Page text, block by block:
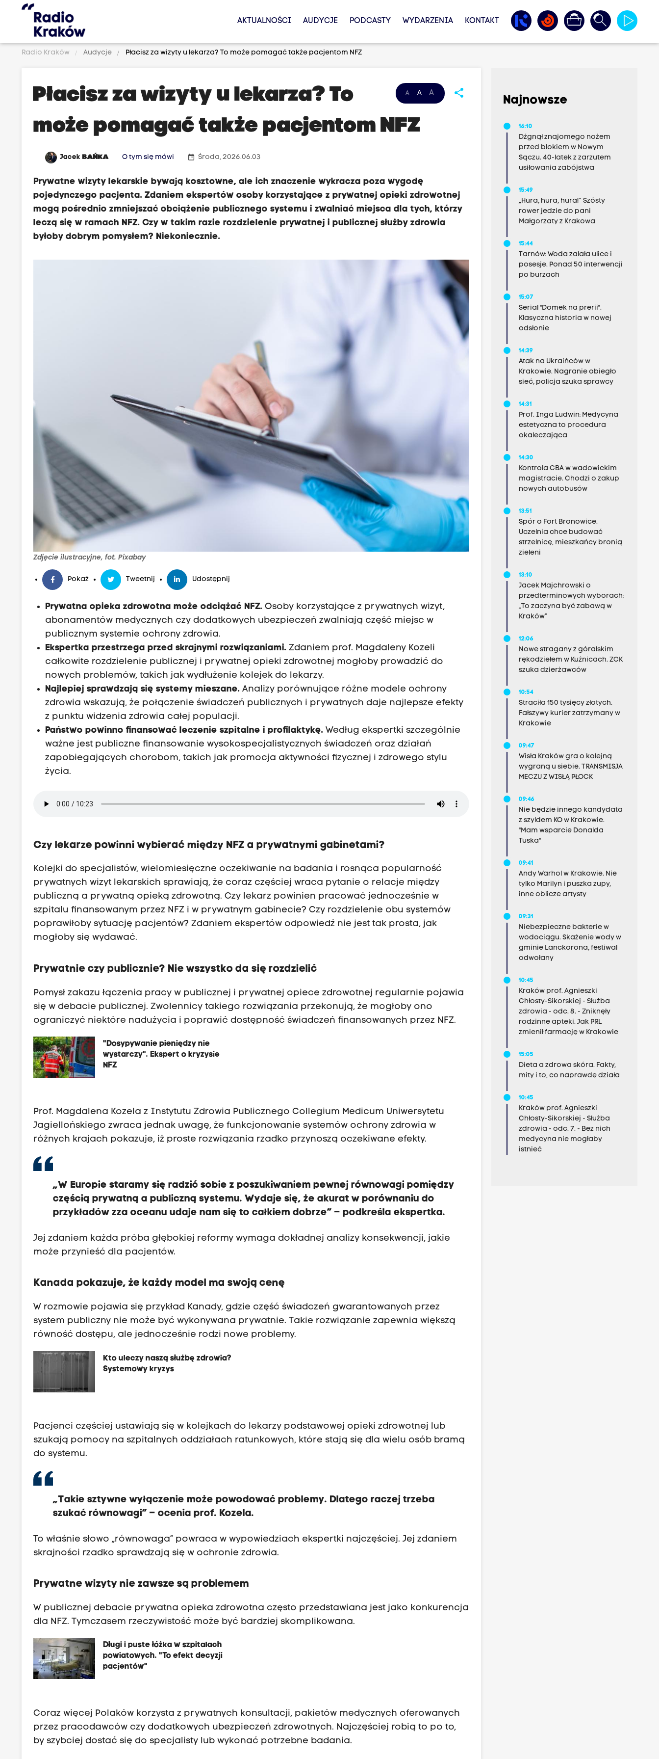
AKTUALNOŚCI AUDYCJE PODCASTY WYDARZENIA KONTAKT
Radio Kraków Audycje Płacisz za wizyty u lekarza? To może pomagać także pacjentom NFZ
A A A share
Płacisz za wizyty u lekarza? To
może pomagać także pacjentom NFZ
JacekBAŃKA O tym się mówi date_range Środa, 2026.06.03
Prywatne wizyty lekarskie bywają kosztowne, ale ich znaczenie wykracza poza wygodę
pojedynczego pacjenta. Zdaniem ekspertów osoby korzystające z prywatnej opieki zdrowotnej
mogą pośrednio zmniejszać obciążenie publicznego systemu i zwalniać miejsca dla tych, którzy
leczą się w ramach NFZ. Czy w takim razie rozdzielenie prywatnej i publicznej służby zdrowia
byłoby dobrym pomysłem? Niekoniecznie.
Zdjęcie ilustracyjne, fot. Pixabay
Pokaż Tweetnij Udostępnij
Prywatna opieka zdrowotna może odciążać NFZ. Osoby korzystające z prywatnych wizyt,
abonamentów medycznych czy dodatkowych ubezpieczeń zwalniają część miejsc w
publicznym systemie ochrony zdrowia.
Ekspertka przestrzega przed skrajnymi rozwiązaniami. Zdaniem prof. Magdaleny Kozeli
całkowite rozdzielenie publicznej i prywatnej opieki zdrowotnej mogłoby prowadzić do
nowych problemów, takich jak wydłużenie kolejek do lekarzy.
Najlepiej sprawdzają się systemy mieszane. Analizy porównujące różne modele ochrony
zdrowia wskazują, że połączenie świadczeń publicznych i prywatnych daje najlepsze efekty
z punktu widzenia zdrowia całej populacji.
Państwo powinno finansować leczenie szpitalne i profilaktykę. Według ekspertki szczególnie
ważne jest publiczne finansowanie wysokospecjalistycznych świadczeń oraz działań
zapobiegających chorobom, takich jak promocja aktywności fizycznej i zdrowego stylu
życia.
Czy lekarze powinni wybierać między NFZ a prywatnymi gabinetami?
Kolejki do specjalistów, wielomiesięczne oczekiwanie na badania i rosnąca popularność
prywatnych wizyt lekarskich sprawiają, że coraz częściej wraca pytanie o relacje między
publiczną a prywatną opieką zdrowotną. Czy lekarz powinien pracować jednocześnie w
szpitalu finansowanym przez NFZ i w prywatnym gabinecie? Czy rozdzielenie obu systemów
poprawiłoby sytuację pacjentów? Zdaniem ekspertów odpowiedź nie jest tak prosta, jak
mogłoby się wydawać.
Prywatnie czy publicznie? Nie wszystko da się rozdzielić
Pomysł zakazu łączenia pracy w publicznej i prywatnej opiece zdrowotnej regularnie pojawia
się w debacie publicznej. Zwolennicy takiego rozwiązania przekonują, że mogłoby ono
ograniczyć niektóre nadużycia i poprawić dostępność świadczeń finansowanych przez NFZ.
"Dosypywanie pieniędzy nie
wystarczy". Ekspert o kryzysie
NFZ
Prof. Magdalena Kozela z Instytutu Zdrowia Publicznego Collegium Medicum Uniwersytetu
Jagiellońskiego zwraca jednak uwagę, że funkcjonowanie systemów ochrony zdrowia w
różnych krajach pokazuje, iż proste rozwiązania rzadko przynoszą oczekiwane efekty.
„W Europie staramy się radzić sobie z poszukiwaniem pewnej równowagi pomiędzy
częścią prywatną a publiczną systemu. Wydaje się, że akurat w porównaniu do
przykładów zza oceanu udaje nam się to całkiem dobrze” – podkreśla ekspertka.
Jej zdaniem każda próba głębokiej reformy wymaga dokładnej analizy konsekwencji, jakie
może przynieść dla pacjentów.
Kanada pokazuje, że każdy model ma swoją cenę
W rozmowie pojawia się przykład Kanady, gdzie część świadczeń gwarantowanych przez
system publiczny nie może być wykonywana prywatnie. Takie rozwiązanie zapewnia większą
równość dostępu, ale jednocześnie rodzi nowe problemy.
Kto uleczy naszą służbę zdrowia?
Systemowy kryzys
Pacjenci częściej ustawiają się w kolejkach do lekarzy podstawowej opieki zdrowotnej lub
szukają pomocy na szpitalnych oddziałach ratunkowych, które stają się dla wielu osób bramą
do systemu.
„Takie sztywne wyłączenie może powodować problemy. Dlatego raczej trzeba
szukać równowagi” – ocenia prof. Kozela.
To właśnie słowo „równowaga” powraca w wypowiedziach ekspertki najczęściej. Jej zdaniem
skrajności rzadko sprawdzają się w ochronie zdrowia.
Prywatne wizyty nie zawsze są problemem
W publicznej debacie prywatna opieka zdrowotna często przedstawiana jest jako konkurencja
dla NFZ. Tymczasem rzeczywistość może być bardziej skomplikowana.
Długi i puste łóżka w szpitalach
powiatowych. "To efekt decyzji
pacjentów"
Coraz więcej Polaków korzysta z prywatnych konsultacji, pakietów medycznych oferowanych
przez pracodawców czy dodatkowych ubezpieczeń zdrowotnych. Najczęściej robią to po to,
by szybciej dostać się do specjalisty lub wykonać potrzebne badania.
Najnowsze
16:10
Dźgnął znajomego nożem
przed blokiem w Nowym
Sączu. 40-latek z zarzutem
usiłowania zabójstwa
15:49
„Hura, hura, hura!” Szósty
rower jedzie do pani
Małgorzaty z Krakowa
15:44
Tarnów: Woda zalała ulice i
posesje. Ponad 50 interwencji
po burzach
15:07
Serial "Domek na prerii".
Klasyczna historia w nowej
odsłonie
14:39
Atak na Ukraińców w
Krakowie. Nagranie obiegło
sieć, policja szuka sprawcy
14:31
Prof. Inga Ludwin: Medycyna
estetyczna to procedura
okaleczająca
14:30
Kontrola CBA w wadowickim
magistracie. Chodzi o zakup
nowych autobusów
13:51
Spór o Fort Bronowice.
Uczelnia chce budować
strzelnicę, mieszkańcy bronią
zieleni
13:10
Jacek Majchrowski o
przedterminowych wyborach:
„To zaczyna być zabawą w
Kraków”
12:06
Nowe stragany z góralskim
rękodziełem w Kuźnicach. ZCK
szuka dzierżawców
10:54
Straciła 150 tysięcy złotych.
Fałszywy kurier zatrzymany w
Krakowie
09:47
Wisła Kraków gra o kolejną
wygraną u siebie. TRANSMISJA
MECZU Z WISŁĄ PŁOCK
09:46
Nie będzie innego kandydata
z szyldem KO w Krakowie.
"Mam wsparcie Donalda
Tuska"
09:41
Andy Warhol w Krakowie. Nie
tylko Marilyn i puszka zupy,
inne oblicze artysty
09:31
Niebezpieczne bakterie w
wodociągu. Skażenie wody w
gminie Lanckorona, festiwal
odwołany
10:45
Kraków prof. Agnieszki
Chłosty-Sikorskiej - Służba
zdrowia - odc. 8. - Zniknęły
rodzinne apteki. Jak PRL
zmienił farmację w Krakowie
15:05
Dieta a zdrowa skóra. Fakty,
mity i to, co naprawdę działa
10:45
Kraków prof. Agnieszki
Chłosty-Sikorskiej - Służba
zdrowia - odc. 7. - Bez nich
medycyna nie mogłaby
istnieć